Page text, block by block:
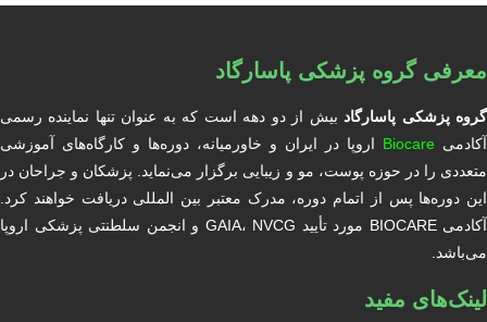
معرفی گروه پزشکی پاسارگاد
گروه پزشکی پاسارگادبیش از دو دهه است که به عنوان تنها نماینده رسمی
آکادمی Biocare اروپا در ایران و خاورمیانه، دوره‌ها و کارگاه‌های آموزشی
متعددی را در حوزه پوست، مو و زیبایی برگزار می‌نماید. پزشکان و جراحان در
این دوره‌ها پس از اتمام دوره، مدرک معتبر بین المللی دریافت خواهند کرد.
آکادمی BIOCARE مورد تأیید GAIA، NVCG و انجمن سلطنتی پزشکی اروپا
می‌باشد.
لینک‌های مفید